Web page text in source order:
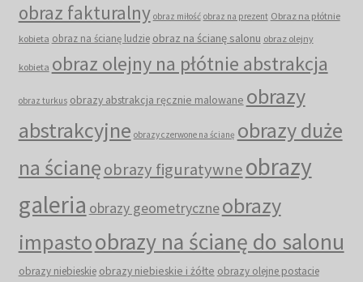
obraz fakturalny obraz miłość obraz na prezent Obraz na płótnie
kobieta obraz na ścianę ludzie obraz na ścianę salonu obraz olejny
kobieta obraz olejny na płótnie abstrakcja
obraz turkus obrazy abstrakcja ręcznie malowane obrazy
abstrakcyjne obrazy czerwone na ścianę obrazy duże
na ścianęobrazy figuratywneobrazy
galeria obrazy geometryczneobrazy
impastoobrazy na ścianę do salonu
obrazy niebieskie obrazy niebieskie i żółte obrazy olejne postacie